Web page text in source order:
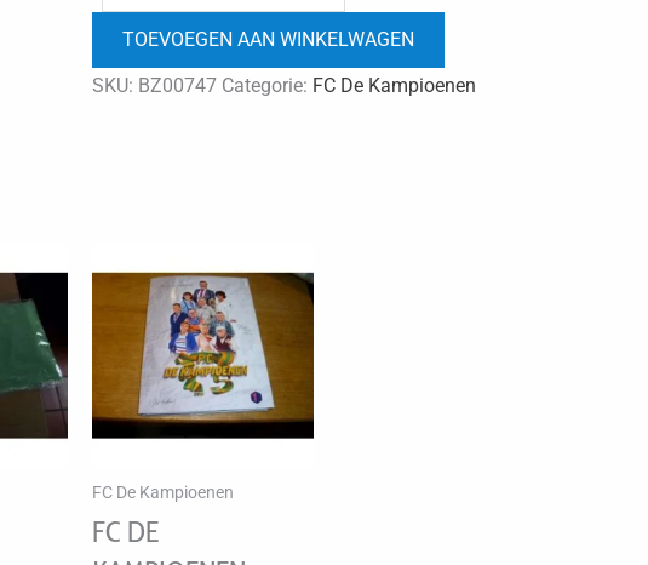
De
Kampioenen
het
TOEVOEGEN AAN WINKELWAGEN
SKU: BZ00747 Categorie: FC De Kampioenen
FC De Kampioenen
FC DE